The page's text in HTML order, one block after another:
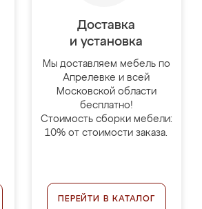
Доставка
и установка
Мы доставляем мебель по
Апрелевке и всей
Московской области
бесплатно!
Стоимость сборки мебели:
10% от стоимости заказа.
ПЕРЕЙТИ В КАТАЛОГ